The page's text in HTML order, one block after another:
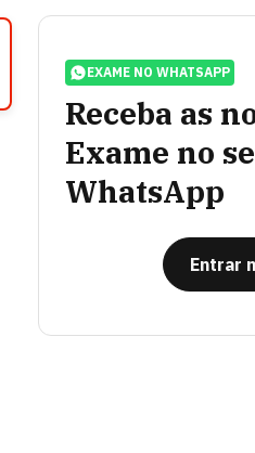
EXAME NO WHATSAPP
Receba as
Exame no
WhatsApp
Entrar